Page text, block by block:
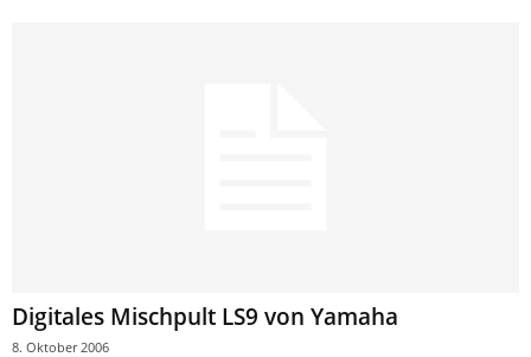
Digitales Mischpult LS9 von Yamaha
8. Oktober 2006